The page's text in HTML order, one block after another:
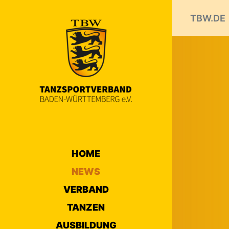
HOME
NEWS
VERBAND
TANZEN
AUSBILDUNG
TBW.DE